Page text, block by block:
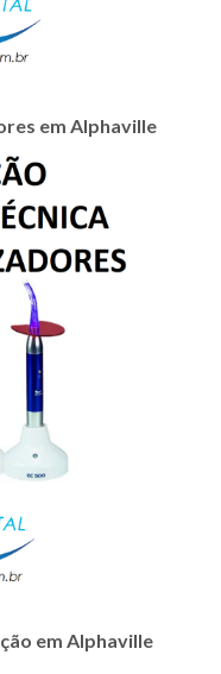
em Alphaville
em Alphaville